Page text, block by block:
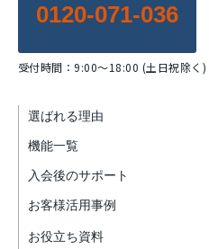
0120-071-036
受付時間：9:00～18:00 (土日祝除く)
選ばれる理由
機能一覧
入会後のサポート
お客様活用事例
お役立ち資料